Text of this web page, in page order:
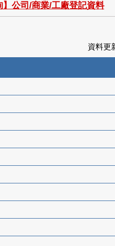
檢
索
】公司/商業/工廠登記資料
資料更